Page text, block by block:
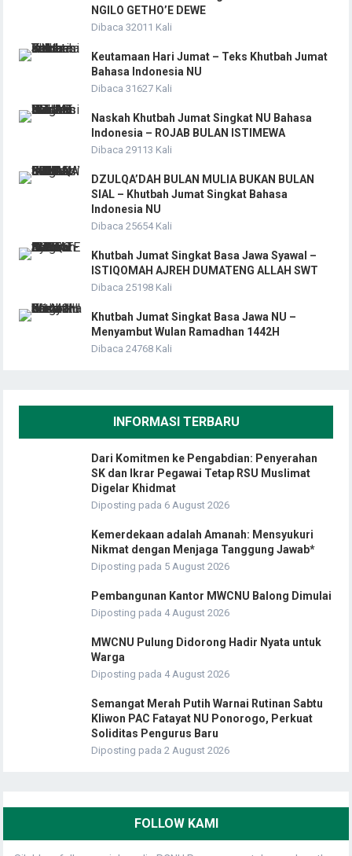
NGILO GETHO’E DEWE
Dibaca 32011 Kali
Keutamaan Hari Jumat – Teks Khutbah Jumat
Bahasa Indonesia NU
Dibaca 31627 Kali
Naskah Khutbah Jumat Singkat NU Bahasa
Indonesia – ROJAB BULAN ISTIMEWA
Dibaca 29113 Kali
DZULQA’DAH BULAN MULIA BUKAN BULAN
SIAL – Khutbah Jumat Singkat Bahasa
Indonesia NU
Dibaca 25654 Kali
Khutbah Jumat Singkat Basa Jawa Syawal –
ISTIQOMAH AJREH DUMATENG ALLAH SWT
Dibaca 25198 Kali
Khutbah Jumat Singkat Basa Jawa NU –
Menyambut Wulan Ramadhan 1442H
Dibaca 24768 Kali
INFORMASI TERBARU
Dari Komitmen ke Pengabdian: Penyerahan
SK dan Ikrar Pegawai Tetap RSU Muslimat
Digelar Khidmat
Diposting pada 6 August 2026
Kemerdekaan adalah Amanah: Mensyukuri
Nikmat dengan Menjaga Tanggung Jawab*
Diposting pada 5 August 2026
Pembangunan Kantor MWCNU Balong Dimulai
Diposting pada 4 August 2026
MWCNU Pulung Didorong Hadir Nyata untuk
Warga
Diposting pada 4 August 2026
Semangat Merah Putih Warnai Rutinan Sabtu
Kliwon PAC Fatayat NU Ponorogo, Perkuat
Soliditas Pengurus Baru
Diposting pada 2 August 2026
FOLLOW KAMI